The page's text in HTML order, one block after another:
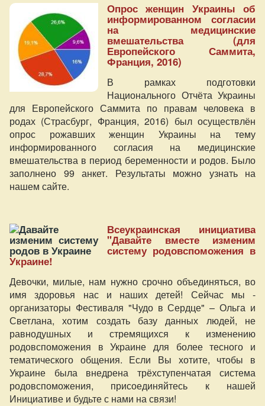
Опрос женщин Украины об
информированном согласии
на медицинские
вмешательства (для
Европейского Саммита,
Франция, 2016)
В рамках подготовки
Национального Отчёта Украины
для Европейского Саммита по правам человека в
родах (Страсбург, Франция, 2016) был осуществлён
опрос рожавших женщин Украины на тему
информированного согласия на медицинские
вмешательства в период беременности и родов. Было
заполнено 99 анкет. Результаты можно узнать на
нашем сайте.
Всеукраинская инициатива
"Давайте вместе изменим
систему родовспоможения в
Украине!
Девочки, милые, нам нужно срочно объединяться, во
имя здоровья нас и наших детей! Сейчас мы -
организаторы Фестиваля "Чудо в Сердце" – Ольга и
Светлана, хотим создать базу данных людей, не
равнодушных и стремящихся к изменению
родовспоможения в Украине для более тесного и
тематического общения. Если Вы хотите, чтобы в
Украине была внедрена трёхступенчатая система
родовспоможения, присоединяйтесь к нашей
Инициативе и будьте с нами на связи!